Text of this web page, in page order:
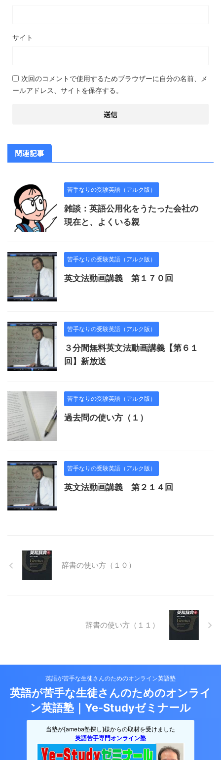
サイト
次回のコメントで使用するためブラウザーに自分の名前、メ
ールアドレス、サイトを保存する。
関連記事
苦手なりの受験英語（アルク版）
雑談：英語公用化をうたった会社の
現在と、よくいる親
苦手なりの受験英語（アルク版）
英文法動画講義 第１７０回
苦手なりの受験英語（アルク版）
３分間無料英文法動画講義【第６１
回】新放送
苦手なりの受験英語（アルク版）
過去問の使い方（１）
苦手なりの受験英語（アルク版）
英文法動画講義 第２１４回
辞書の使い方（１０）
辞書の使い方（１１）
英語が苦手な生徒さんのためのオンライン英語塾
英語が苦手な生徒さんのためのオンライ
ン英語塾｜Ye-Studyゼミナール
当塾が[ameba塾探し]様からの取材を受けました
英語苦手専門オンライン塾